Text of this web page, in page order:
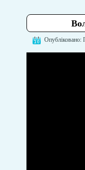
Опубліковано: